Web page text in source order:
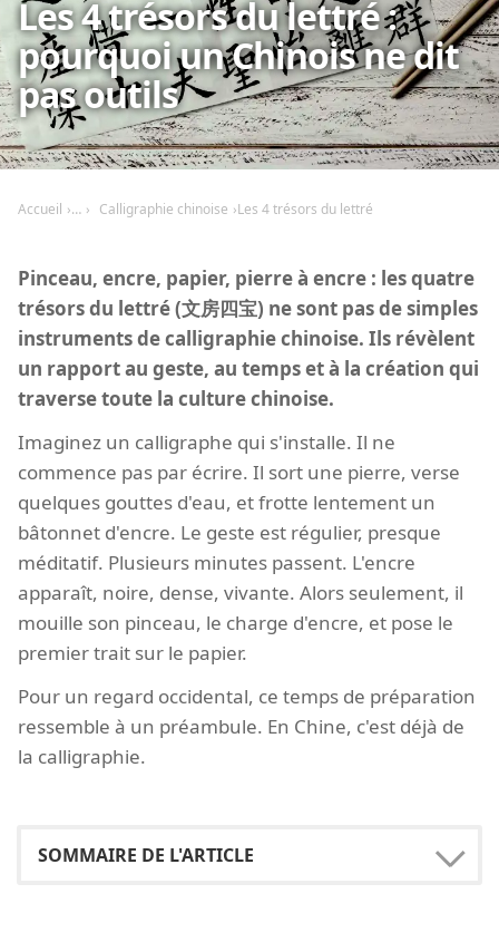
Les 4 trésors du lettré :
pourquoi un Chinois ne dit
pas outils
Accueil Calligraphie chinoise Les 4 trésors du lettré
Pinceau, encre, papier, pierre à encre : les quatre
trésors du lettré (文房四宝) ne sont pas de simples
instruments de calligraphie chinoise. Ils révèlent
un rapport au geste, au temps et à la création qui
traverse toute la culture chinoise.
Imaginez un calligraphe qui s'installe. Il ne
commence pas par écrire. Il sort une pierre, verse
quelques gouttes d'eau, et frotte lentement un
bâtonnet d'encre. Le geste est régulier, presque
méditatif. Plusieurs minutes passent. L'encre
apparaît, noire, dense, vivante. Alors seulement, il
mouille son pinceau, le charge d'encre, et pose le
premier trait sur le papier.
Pour un regard occidental, ce temps de préparation
ressemble à un préambule. En Chine, c'est déjà de
la calligraphie.